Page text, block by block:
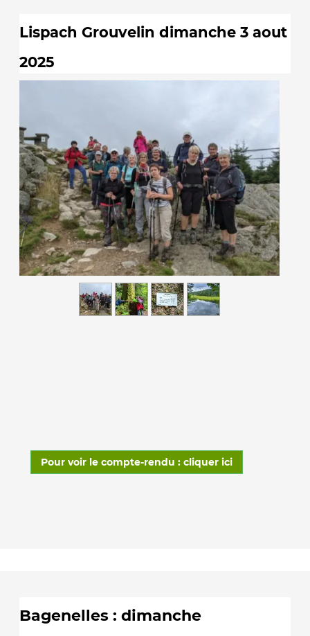
Lispach Grouvelin dimanche 3 aout
2025
Pour voir le compte-rendu : cliquer ici
Bagenelles : dimanche